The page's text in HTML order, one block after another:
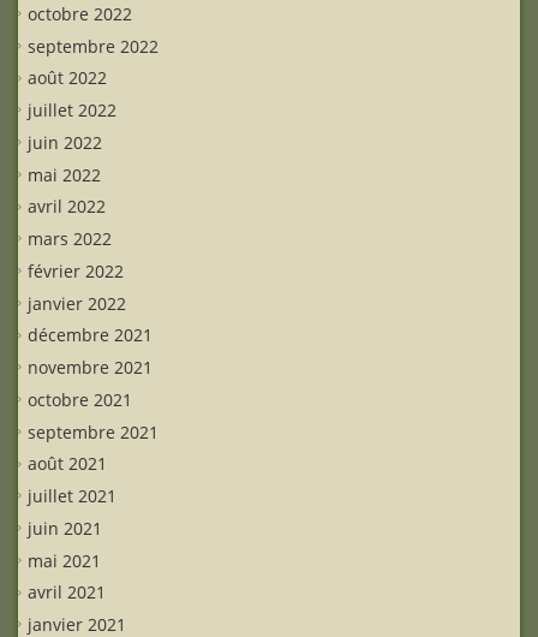
octobre 2022
septembre 2022
août 2022
juillet 2022
juin 2022
mai 2022
avril 2022
mars 2022
février 2022
janvier 2022
décembre 2021
novembre 2021
octobre 2021
septembre 2021
août 2021
juillet 2021
juin 2021
mai 2021
avril 2021
janvier 2021